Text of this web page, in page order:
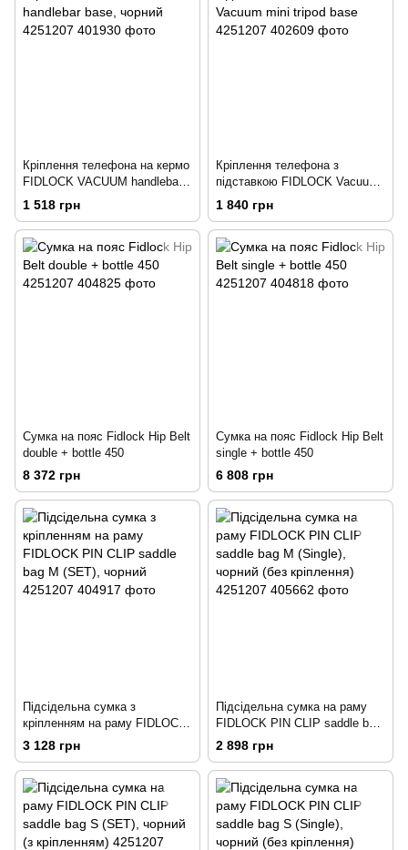
Кріплення телефона на кермо
FIDLOCK VACUUM handlebar
base, чорний
1 518 грн
Кріплення телефона з
підставкою FIDLOCK Vacuum
mini tripod base
1 840 грн
Сумка на пояс Fidlock Hip Belt
double + bottle 450
8 372 грн
Сумка на пояс Fidlock Hip Belt
single + bottle 450
6 808 грн
Підсідельна сумка з
кріпленням на раму FIDLOCK
PIN CLIP saddle bag M (SET),
3 128 грн
Підсідельна сумка на раму
FIDLOCK PIN CLIP saddle bag
M (Single), чорний (без
кріплення)
2 898 грн